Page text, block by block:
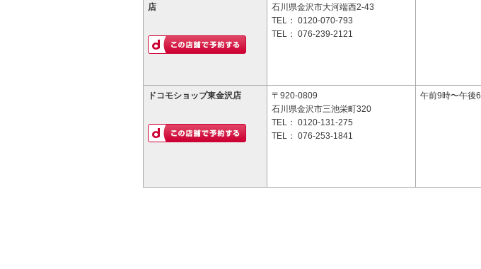
店
石川県金沢市大河端西2-43
TEL： 0120-070-793
TEL： 076-239-2121
ドコモショップ東金沢店
〒920-0809
石川県金沢市三池栄町320
TEL： 0120-131-275
TEL： 076-253-1841
午前9時〜午後